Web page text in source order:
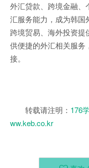
外汇贷款、跨境金融、
汇服务能力，成为韩国
跨境贸易、海外投资
供便捷的外汇相关服务
接。
转载请注明： 176
ww.keb.co.kr